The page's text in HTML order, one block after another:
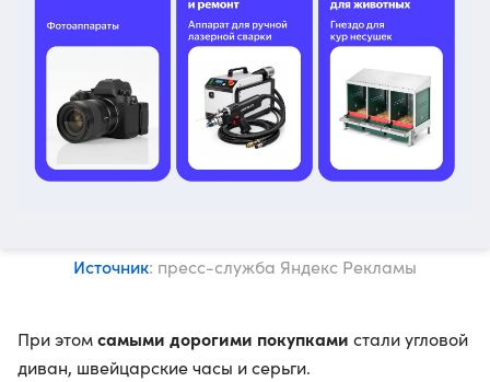
Источник: пресс-служба Яндекс Рекламы
При этомсамыми дорогими покупками стали угловой
диван, швейцарские часы и серьги.